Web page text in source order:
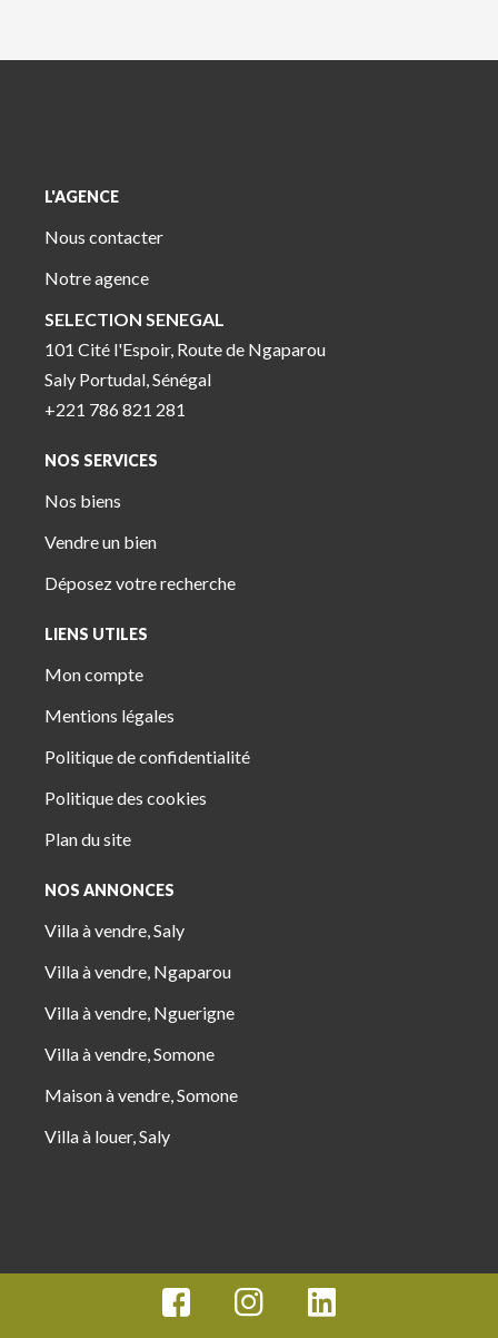
L'AGENCE
Nous contacter
Notre agence
SELECTION SENEGAL
101 Cité l'Espoir, Route de Ngaparou
Saly Portudal, Sénégal
+221 786 821 281
NOS SERVICES
Nos biens
Vendre un bien
Déposez votre recherche
LIENS UTILES
Mon compte
Mentions légales
Politique de confidentialité
Politique des cookies
Plan du site
NOS ANNONCES
Villa à vendre, Saly
Villa à vendre, Ngaparou
Villa à vendre, Nguerigne
Villa à vendre, Somone
Maison à vendre, Somone
Villa à louer, Saly